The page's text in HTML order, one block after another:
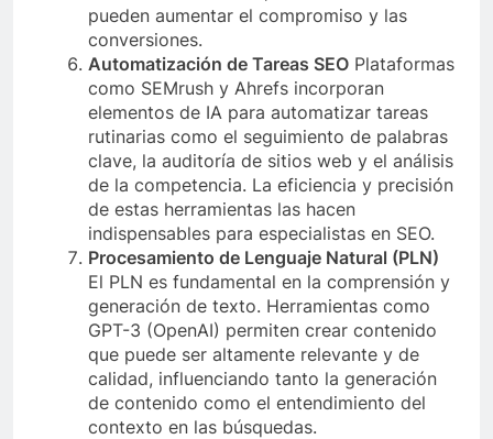
pueden aumentar el compromiso y las
conversiones.
Automatización de Tareas SEO Plataformas
como SEMrush y Ahrefs incorporan
elementos de IA para automatizar tareas
rutinarias como el seguimiento de palabras
clave, la auditoría de sitios web y el análisis
de la competencia. La eficiencia y precisión
de estas herramientas las hacen
indispensables para especialistas en SEO.
Procesamiento de Lenguaje Natural (PLN)
El PLN es fundamental en la comprensión y
generación de texto. Herramientas como
GPT-3 (OpenAI) permiten crear contenido
que puede ser altamente relevante y de
calidad, influenciando tanto la generación
de contenido como el entendimiento del
contexto en las búsquedas.